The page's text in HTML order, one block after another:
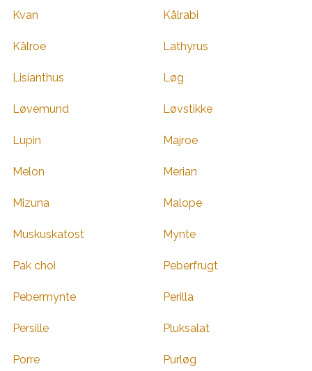
Kvan Kålrabi
Kålroe Lathyrus
Lisianthus Løg
Løvemund Løvstikke
Lupin Majroe
Melon Merian
Mizuna Malope
Muskuskatost Mynte
Pak choi Peberfrugt
Pebermynte Perilla
Persille Pluksalat
Porre Purløg